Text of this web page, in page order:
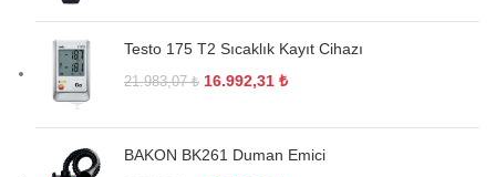
Testo 175 T2 Sıcaklık Kayıt Cihazı
21.983,07₺ 16.992,31 ₺
BAKON BK261 Duman Emici